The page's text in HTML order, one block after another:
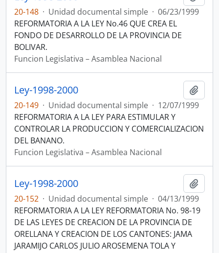
20-148 · Unidad documental simple · 06/23/1999
REFORMATORIA A LA LEY No.46 QUE CREA EL
FONDO DE DESARROLLO DE LA PROVINCIA DE
BOLIVAR.
Funcion Legislativa – Asamblea Nacional
Ley-1998-2000
20-149 · Unidad documental simple · 12/07/1999
REFORMATORIA A LA LEY PARA ESTIMULAR Y
CONTROLAR LA PRODUCCION Y COMERCIALIZACION
DEL BANANO.
Funcion Legislativa – Asamblea Nacional
Ley-1998-2000
20-152 · Unidad documental simple · 04/13/1999
REFORMATORIA A LA LEY REFORMATORIA No. 98-19
DE LAS LEYES DE CREACION DE LA PROVINCIA DE
ORELLANA Y CREACION DE LOS CANTONES: JAMA
JARAMIJO CARLOS JULIO AROSEMENA TOLA Y